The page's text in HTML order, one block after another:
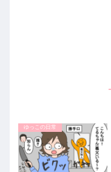
ゆっこの日常